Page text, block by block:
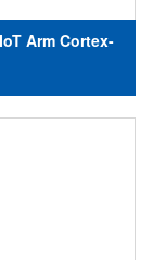
Arm Cortex-
Nam